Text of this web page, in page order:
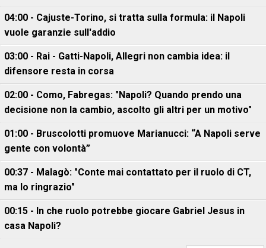
04:00 - Cajuste-Torino, si tratta sulla formula: il Napoli
vuole garanzie sull'addio
03:00 - Rai - Gatti-Napoli, Allegri non cambia idea: il
difensore resta in corsa
02:00 - Como, Fabregas: "Napoli? Quando prendo una
decisione non la cambio, ascolto gli altri per un motivo"
01:00 - Bruscolotti promuove Marianucci: “A Napoli serve
gente con volontà”
00:37 - Malagò: "Conte mai contattato per il ruolo di CT,
ma lo ringrazio"
00:15 - In che ruolo potrebbe giocare Gabriel Jesus in
casa Napoli?